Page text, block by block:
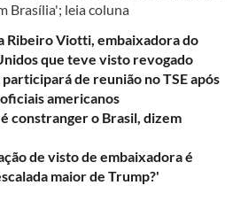
Brasília'; leia coluna
Ribeiro Viotti, embaixadora do
que teve visto revogado
de reunião no TSE após
americanos
constranger o Brasil, dizem
de visto de embaixadora é
maior de Trump?'